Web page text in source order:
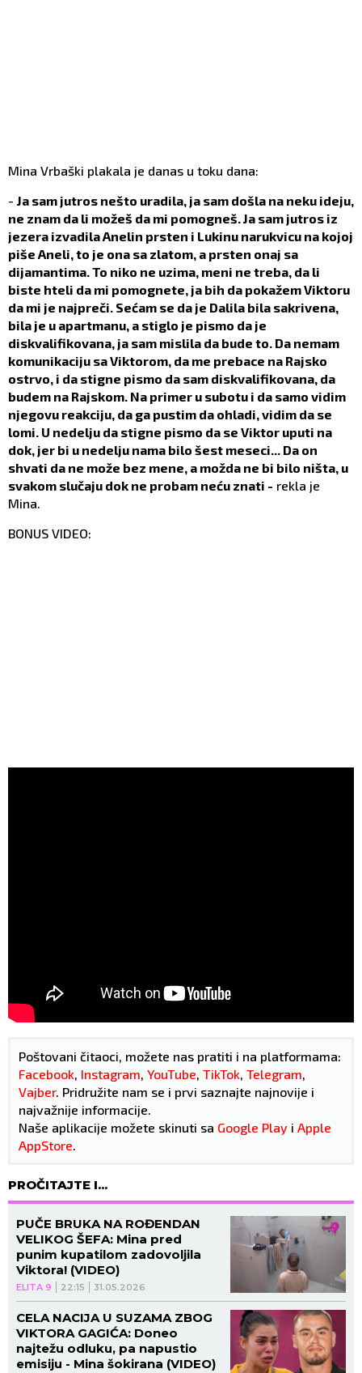
Mina Vrbaški plakala je danas u toku dana:
- Ja sam jutros nešto uradila, ja sam došla na neku ideju,
ne znam da li možeš da mi pomogneš. Ja sam jutros iz
jezera izvadila Anelin prsten i Lukinu narukvicu na kojoj
piše Aneli, to je ona sa zlatom, a prsten onaj sa
dijamantima. To niko ne uzima, meni ne treba, da li
biste hteli da mi pomognete, ja bih da pokažem Viktoru
da mi je najpreči. Sećam se da je Dalila bila sakrivena,
bila je u apartmanu, a stiglo je pismo da je
diskvalifikovana, ja sam mislila da bude to. Da nemam
komunikaciju sa Viktorom, da me prebace na Rajsko
ostrvo, i da stigne pismo da sam diskvalifikovana, da
budem na Rajskom. Na primer u subotu i da samo vidim
njegovu reakciju, da ga pustim da ohladi, vidim da se
lomi. U nedelju da stigne pismo da se Viktor uputi na
dok, jer bi u nedelju nama bilo šest meseci... Da on
shvati da ne može bez mene, a možda ne bi bilo ništa, u
svakom slučaju dok ne probam neću znati - rekla je
Mina.
BONUS VIDEO:
Poštovani čitaoci, možete nas pratiti i na platformama:
Facebook, Instagram, YouTube, TikTok, Telegram,
Vajber. Pridružite nam se i prvi saznajte najnovije i
najvažnije informacije.
Naše aplikacije možete skinuti sa Google Play i Apple
AppStore.
PROČITAJTE I...
ELITA 9 22:15 31.05.2026
PUČE BRUKA NA ROĐENDAN
VELIKOG ŠEFA: Mina pred
punim kupatilom zadovoljila
Viktora! (VIDEO)
CELA NACIJA U SUZAMA ZBOG
VIKTORA GAGIĆA: Doneo
najtežu odluku, pa napustio
emisiju - Mina šokirana (VIDEO)